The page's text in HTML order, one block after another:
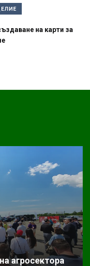
на карти за
агросектора